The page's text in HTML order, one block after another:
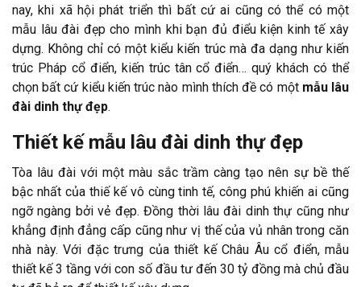
nay, khi xã hội phát triển thì bất cứ ai cũng có thể có một
mẫu lâu đài đẹp cho mình khi bạn đủ điểu kiện kinh tế xây
dựng. Không chỉ có một kiểu kiến trúc mà đa dạng như kiến
trúc Pháp cổ điển, kiến trúc tân cổ điển… quý khách có thể
chọn bất cứ kiểu kiến trúc nào mình thích đề có một mẫu lâu
đài dinh thự đẹp.
Thiết kế mẫu lâu đài dinh thự đẹp
Tòa lâu đài với một màu sắc trầm càng tạo nên sự bề thế
bậc nhất của thiế kế vô cùng tinh tế, công phú khiến ai cũng
ngỡ ngàng bởi vẻ đẹp. Đồng thời lâu đài dinh thự cũng như
khẳng định đẳng cấp cũng như vị thế của vủ nhân trong căn
nhà này. Với đặc trưng của thiết kế Châu Âu cổ điển, mẫu
thiết kế 3 tầng với con số đầu tư đến 30 tỷ đồng mà chủ đầu